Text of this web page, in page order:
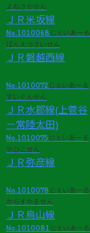
よねさかせん
ＪＲ米坂線
No.1010068 じぇいあーる
ばんえつさいせん
ＪＲ磐越西線
No.1010072 じぇいあーる
すいぐんせん
ＪＲ水郡線(上菅谷
－常陸太田)
No.1010075 じぇいあーる
やひこせん
ＪＲ弥彦線
No.1010078 じぇいあーる
からすやません
ＪＲ烏山線
No.1010081 じぇいあーる